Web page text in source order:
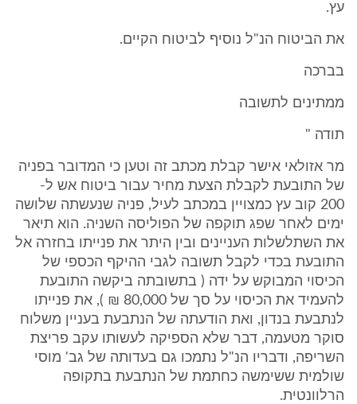
עץ.
את הביטוח הנ"ל נוסיף לביטוח הקיים.
בברכה
ממתינים לתשובה
תודה "
מר אזולאי אישר קבלת מכתב זה וטען כי המדובר בפניה
של התובעת לקבלת הצעת מחיר עבור ביטוח אש ל-
200 קוב עץ כמצויין במכתב לעיל, פניה שנעשתה שלושה
ימים לאחר שפג תוקפה של הפוליסה השניה. הוא תיאר
את השתלשלות העניינים ובין היתר את פנייתו בחזרה אל
התובעת בכדי לקבל תשובה לגבי ההיקף הכספי של
הכיסוי המבוקש על ידה ( בתשובתה ביקשה התובעת
להעמיד את הכיסוי על סך של 80,000 ₪ ), את פנייתו
לנתבעת בנדון, ואת הודעתה של הנתבעת בעניין משלוח
סוקר מטעמה, דבר שלא הספיקה לעשותו עקב פריצת
השריפה, ודבריו הנ"ל נתמכו גם בעדותה של גב' מוסי
שולמית ששימשה כחתמת של הנתבעת בתקופה
הרלוונטית.